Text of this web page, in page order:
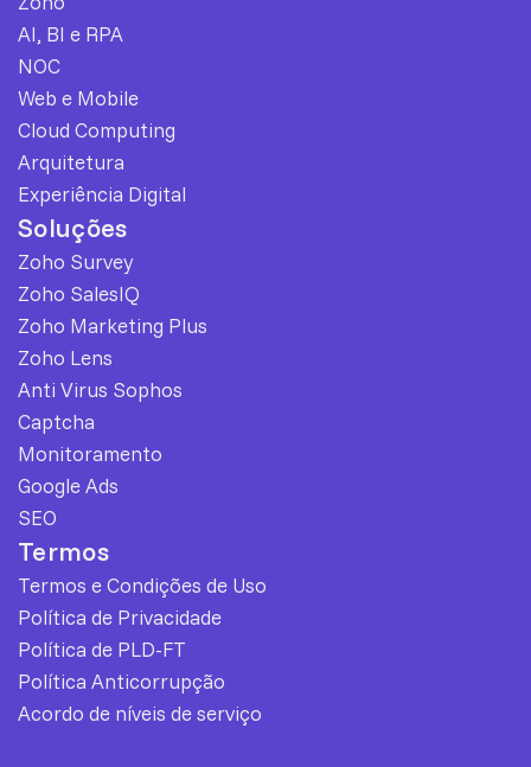
AI, BI e RPA
NOC
Web e Mobile
Cloud Computing
Arquitetura
Experiência Digital
Soluções
Zoho Survey
Zoho SalesIQ
Zoho Marketing Plus
Zoho Lens
Anti Virus Sophos
Captcha
Monitoramento
Google Ads
SEO
Termos
Termos e Condições de Uso
Política de Privacidade
Política de PLD-FT
Política Anticorrupção
Acordo de níveis de serviço